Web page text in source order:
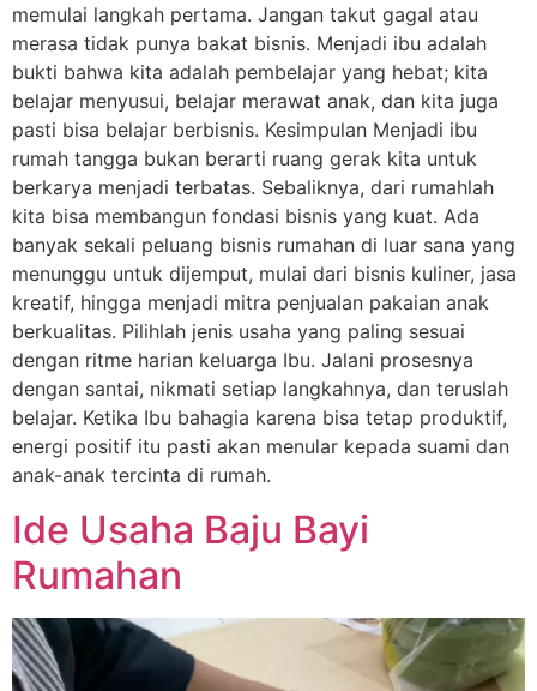
memulai langkah pertama. Jangan takut gagal atau
merasa tidak punya bakat bisnis. Menjadi ibu adalah
bukti bahwa kita adalah pembelajar yang hebat; kita
belajar menyusui, belajar merawat anak, dan kita juga
pasti bisa belajar berbisnis. Kesimpulan Menjadi ibu
rumah tangga bukan berarti ruang gerak kita untuk
berkarya menjadi terbatas. Sebaliknya, dari rumahlah
kita bisa membangun fondasi bisnis yang kuat. Ada
banyak sekali peluang bisnis rumahan di luar sana yang
menunggu untuk dijemput, mulai dari bisnis kuliner, jasa
kreatif, hingga menjadi mitra penjualan pakaian anak
berkualitas. Pilihlah jenis usaha yang paling sesuai
dengan ritme harian keluarga Ibu. Jalani prosesnya
dengan santai, nikmati setiap langkahnya, dan teruslah
belajar. Ketika Ibu bahagia karena bisa tetap produktif,
energi positif itu pasti akan menular kepada suami dan
anak-anak tercinta di rumah.
Ide Usaha Baju Bayi
Rumahan